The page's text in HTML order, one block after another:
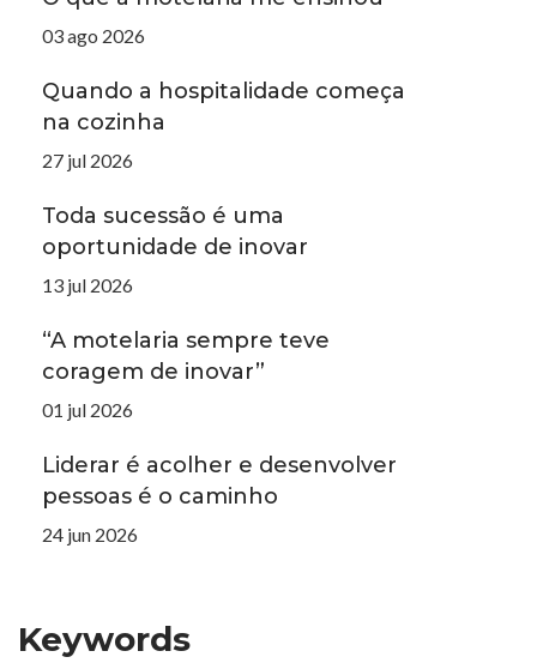
03 ago 2026
Quando a hospitalidade começa
na cozinha
27 jul 2026
Toda sucessão é uma
oportunidade de inovar
13 jul 2026
“A motelaria sempre teve
coragem de inovar”
01 jul 2026
Liderar é acolher e desenvolver
pessoas é o caminho
24 jun 2026
Keywords